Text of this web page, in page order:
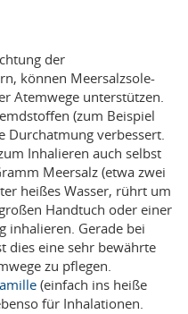
der
können Meersalzsole-
Atemwege unterstützen.
(zum Beispiel
Durchatmung verbessert.
Inhalieren auch selbst
Meersalz (etwa zwei
heißes Wasser, rührt um
Handtuch oder einer
inhalieren. Gerade bei
dies eine sehr bewährte
zu pflegen.
(einfach ins heiße
für Inhalationen.